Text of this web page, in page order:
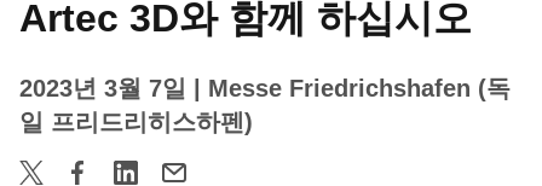
Artec 3D와 함께 하십시오
2023년 3월 7일
| Messe Friedrichshafen (독
일 프리드리히스하펜)